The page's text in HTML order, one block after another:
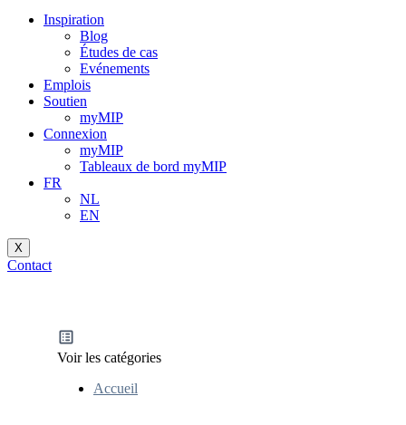
Inspiration
Blog
Études de cas
Evénements
Emplois
Soutien
myMIP
Connexion
myMIP
Tableaux de bord myMIP
FR
NL
EN
X
Contact
Voir les catégories
Accueil